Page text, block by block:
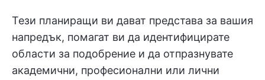
Тези планиращи ви дават представа за вашия
напредък, помагат ви да идентифицирате
области за подобрение и да отпразнувате
академични, професионални или лични